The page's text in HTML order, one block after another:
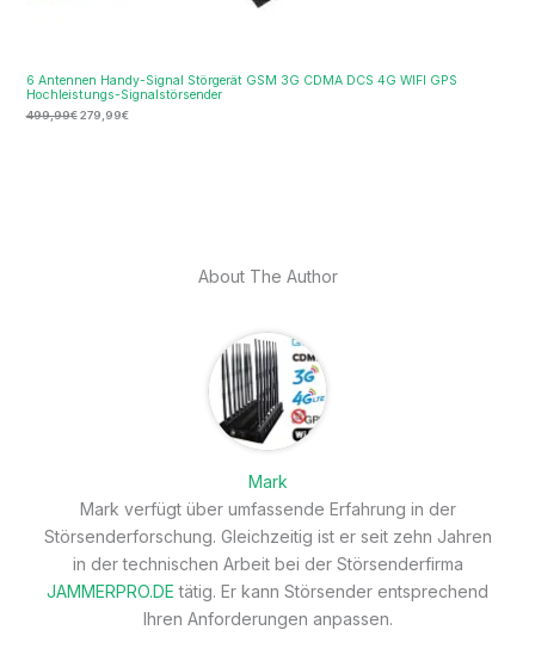
6 Antennen Handy-Signal Störgerät GSM 3G CDMA DCS 4G WIFI GPS
Hochleistungs-Signalstörsender
499,99€ 279,99€
About The Author
Mark
Mark verfügt über umfassende Erfahrung in der
Störsenderforschung. Gleichzeitig ist er seit zehn Jahren
in der technischen Arbeit bei der Störsenderfirma
JAMMERPRO.DE tätig. Er kann Störsender entsprechend
Ihren Anforderungen anpassen.